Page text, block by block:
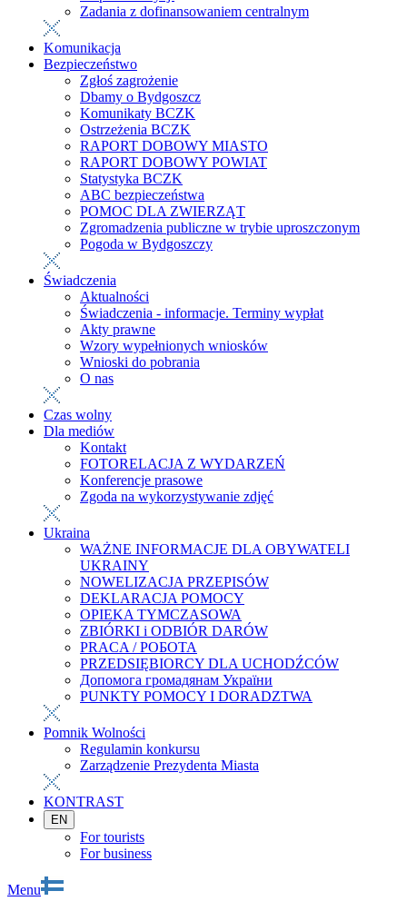
Zadania z dofinansowaniem centralnym
Komunikacja
Bezpieczeństwo
Zgłoś zagrożenie
Dbamy o Bydgoszcz
Komunikaty BCZK
Ostrzeżenia BCZK
RAPORT DOBOWY MIASTO
RAPORT DOBOWY POWIAT
Statystyka BCZK
ABC bezpieczeństwa
POMOC DLA ZWIERZĄT
Zgromadzenia publiczne w trybie uproszczonym
Pogoda w Bydgoszczy
Świadczenia
Aktualności
Świadczenia - informacje. Terminy wypłat
Akty prawne
Wzory wypełnionych wniosków
Wnioski do pobrania
O nas
Czas wolny
Dla mediów
Kontakt
FOTORELACJA Z WYDARZEŃ
Konferencje prasowe
Zgoda na wykorzystywanie zdjęć
Ukraina
WAŻNE INFORMACJE DLA OBYWATELI
UKRAINY
NOWELIZACJA PRZEPISÓW
DEKLARACJA POMOCY
OPIEKA TYMCZASOWA
ZBIÓRKI i ODBIÓR DARÓW
PRACA / РОБОТА
PRZEDSIĘBIORCY DLA UCHODŹCÓW
Допомога громадянам України
PUNKTY POMOCY I DORADZTWA
Pomnik Wolności
Regulamin konkursu
Zarządzenie Prezydenta Miasta
KONTRAST
EN
For tourists
For business
Menu